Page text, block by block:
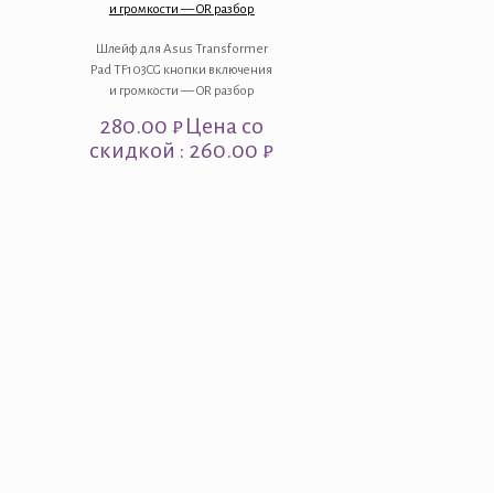
и громкости — OR разбор
Шлейф для Asus Transformer
Pad TF103CG кнопки включения
и громкости — OR разбор
280.00₽Цена со
скидкой : 260.00 ₽